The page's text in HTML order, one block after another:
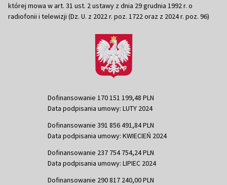
której mowa w art. 31 ust. 2 ustawy z dnia 29 grudnia 1992 r. o
radiofonii i telewizji (Dz. U. z 2022 r. poz. 1722 oraz z 2024 r. poz. 96)
Dofinansowanie 170 151 199,48 PLN
Data podpisania umowy: LUTY 2024
Dofinansowanie 391 856 491,84 PLN
Data podpisania umowy: KWIECIEŃ 2024
Dofinansowanie 237 754 754,24 PLN
Data podpisania umowy: LIPIEC 2024
Dofinansowanie 290 817 240,00 PLN